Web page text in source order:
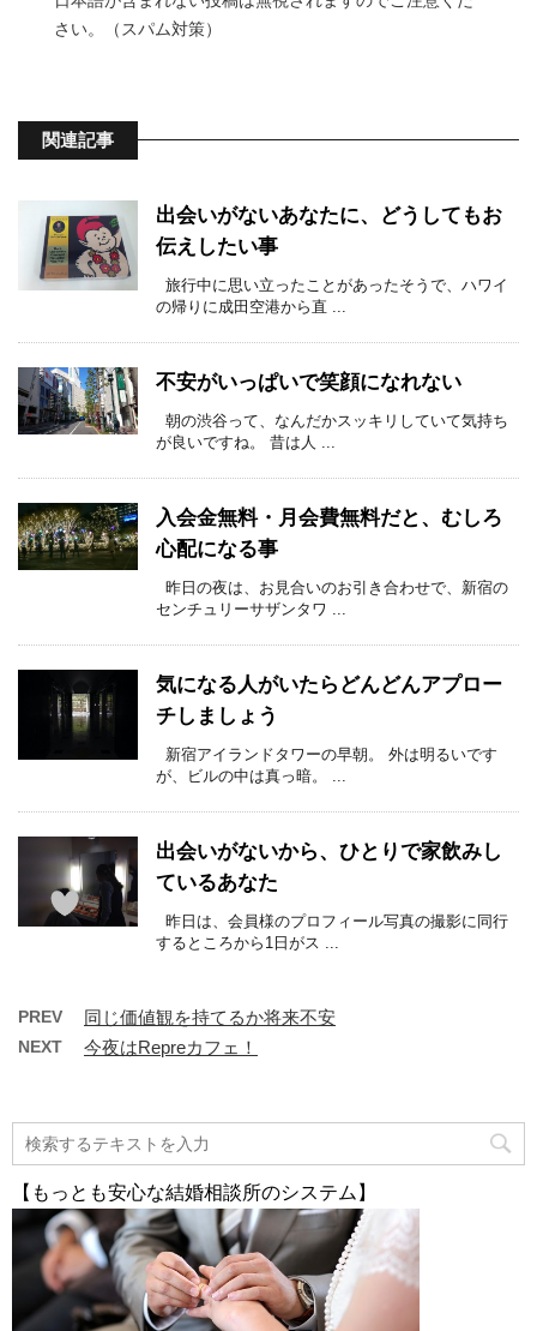
さい。（スパム対策）
関連記事
出会いがないあなたに、どうしてもお
伝えしたい事
旅行中に思い立ったことがあったそうで、ハワイ
の帰りに成田空港から直 ...
不安がいっぱいで笑顔になれない
朝の渋谷って、なんだかスッキリしていて気持ち
が良いですね。 昔は人 ...
入会金無料・月会費無料だと、むしろ
心配になる事
昨日の夜は、お見合いのお引き合わせで、新宿の
センチュリーサザンタワ ...
気になる人がいたらどんどんアプロー
チしましょう
新宿アイランドタワーの早朝。 外は明るいです
が、ビルの中は真っ暗。 ...
出会いがないから、ひとりで家飲みし
ているあなた
昨日は、会員様のプロフィール写真の撮影に同行
するところから1日がス ...
PREV 同じ価値観を持てるか将来不安
NEXT 今夜はRepreカフェ！
【もっとも安心な結婚相談所のシステム】